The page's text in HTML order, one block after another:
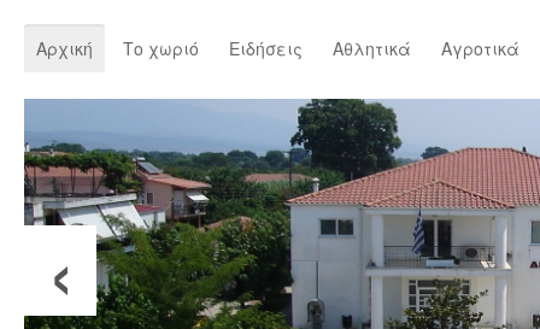
Αρχική Το χωριό Ειδήσεις Αθλητικά Αγροτικά
‹